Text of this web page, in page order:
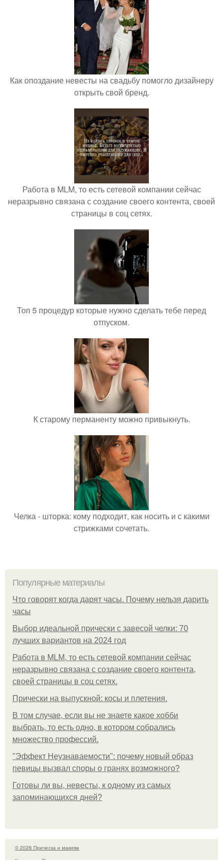
Как опоздание невесты на свадьбу помогло дизайнеру
открыть свой бренд.
Работа в MLM, то есть сетевой компании сейчас
неразрывно связана с создание своего контента, своей
страницы в соц сетях.
Топ 5 процедур которые нужно сделать тебе перед
отпуском.
К старому перманенту можно привыкнуть.
Челка - шторка: кому подходит, как носить и с какими
стрижками сочетать.
Популярные материалы
Что говорят когда дарят часы. Почему нельзя дарить
часы
Выбор идеальной прически с завесой челки: 70
лучших вариантов на 2024 год
Работа в MLM, то есть сетевой компании сейчас
неразрывно связана с создание своего контента,
своей страницы в соц сетях.
Прически на выпускной: косы и плетения.
В том случае, если вы не знаете какое хобби
выбрать, то есть одно, в котором собрались
множество профессий.
"Эффект Неузнаваемости": почему новый образ
певицы вызвал споры о гранях возможного?
Готовы ли вы, невесты, к одному из самых
запоминающихся дней?
© 2026 Прическа и макияж